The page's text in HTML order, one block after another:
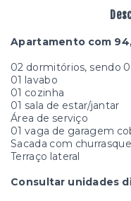
Apartamento com
02 dormitórios, sendo
01 lavabo
01 cozinha
01 sala de estar/jantar
Área de serviço
01 vaga de garagem
Sacada com
Terraço lateral
Consultar unidades